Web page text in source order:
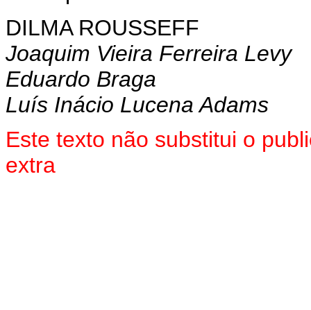
DILMA ROUSSEFF
Joaquim Vieira Ferreira Levy
Eduardo Braga
Luís Inácio Lucena Adams
Este texto não substitui o
extra